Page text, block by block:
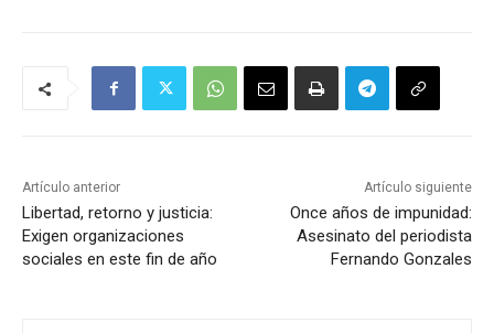
Artículo anterior
Libertad, retorno y justicia:
Exigen organizaciones
sociales en este fin de año
Artículo siguiente
Once años de impunidad:
Asesinato del periodista
Fernando Gonzales